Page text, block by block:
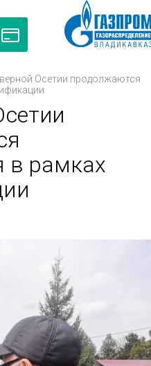
Осетии продолжаются
в рамках